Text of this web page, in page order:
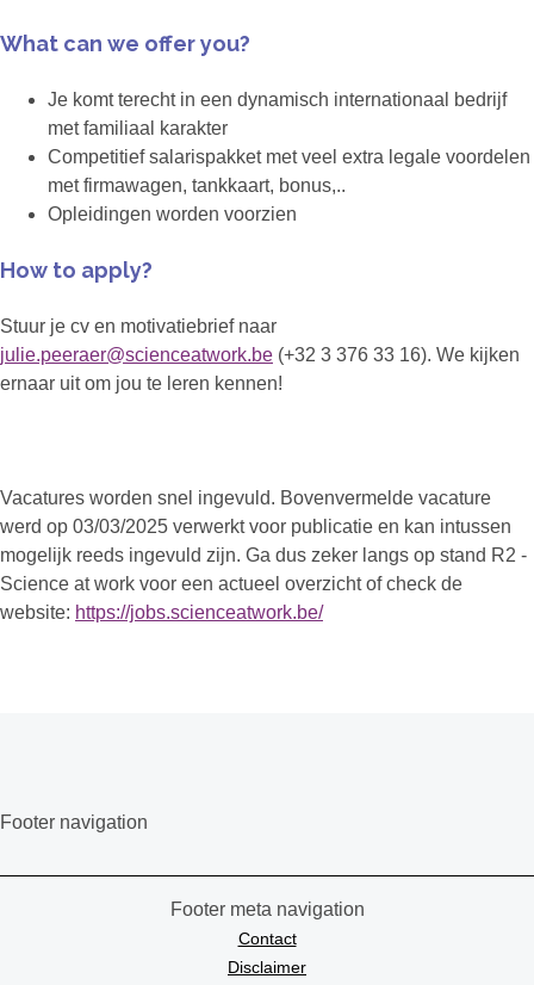
What can we offer you?
Je komt terecht in een dynamisch internationaal bedrijf
met familiaal karakter
Competitief salarispakket met veel extra legale voordelen
met firmawagen, tankkaart, bonus,..
Opleidingen worden voorzien
How to apply?
Stuur je cv en motivatiebrief naar
julie.peeraer@scienceatwork.be (+32 3 376 33 16). We kijken
ernaar uit om jou te leren kennen!
Vacatures worden snel ingevuld. Bovenvermelde vacature
werd op 03/03/2025 verwerkt voor publicatie en kan intussen
mogelijk reeds ingevuld zijn. Ga dus zeker langs op stand R2 -
Science at work voor een actueel overzicht of check de
website: https://jobs.scienceatwork.be/
Footer navigation
Footer meta navigation
Contact
Disclaimer